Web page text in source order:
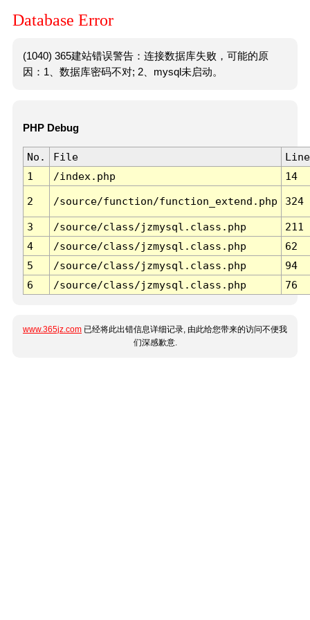
Database Error
(1040) 365建站错误警告：连接数据库失败，可能的原
因：1、数据库密码不对; 2、mysql未启动。
PHP Debug
No. File
Line
1
/index.php 14
2 /source/function/function_extend.php 324
3 /source/class/jzmysql.class.php
211
4
/source/class/jzmysql.class.php
62
5
/source/class/jzmysql.class.php
94
6
/source/class/jzmysql.class.php 76
www.365jz.com 已经将此出错信息详细记录, 由此给您带来的访问不便我
们深感歉意.